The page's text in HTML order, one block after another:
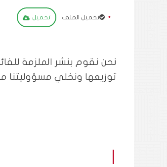
تحميل الملف: تحميل
نحن نقوم بنشر الملزمة
توزيعها ونخلي مسؤوليتنا